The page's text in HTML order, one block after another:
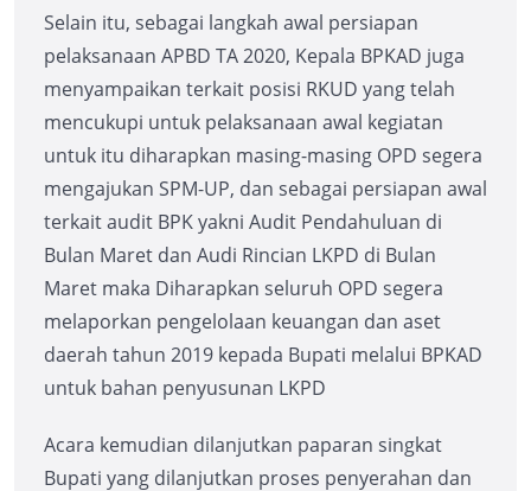
Selain itu, sebagai langkah awal persiapan
pelaksanaan APBD TA 2020, Kepala BPKAD juga
menyampaikan terkait posisi RKUD yang telah
mencukupi untuk pelaksanaan awal kegiatan
untuk itu diharapkan masing-masing OPD segera
mengajukan SPM-UP, dan sebagai persiapan awal
terkait audit BPK yakni Audit Pendahuluan di
Bulan Maret dan Audi Rincian LKPD di Bulan
Maret maka Diharapkan seluruh OPD segera
melaporkan pengelolaan keuangan dan aset
daerah tahun 2019 kepada Bupati melalui BPKAD
untuk bahan penyusunan LKPD
Acara kemudian dilanjutkan paparan singkat
Bupati yang dilanjutkan proses penyerahan dan